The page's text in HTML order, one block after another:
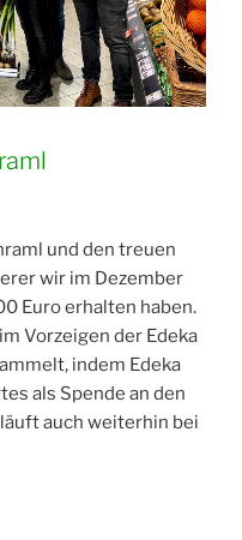
und den treuen
wir im Dezember
Euro erhalten haben.
Vorzeigen der Edeka
indem Edeka
als Spende an den
auch weiterhin bei